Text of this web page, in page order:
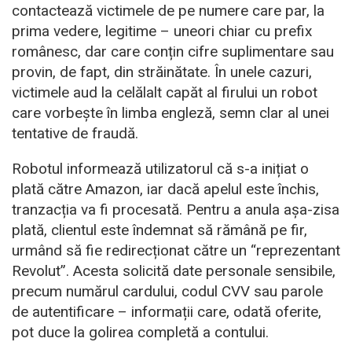
contactează victimele de pe numere care par, la
prima vedere, legitime – uneori chiar cu prefix
românesc, dar care conțin cifre suplimentare sau
provin, de fapt, din străinătate. În unele cazuri,
victimele aud la celălalt capăt al firului un robot
care vorbește în limba engleză, semn clar al unei
tentative de fraudă.
Robotul informează utilizatorul că s-a inițiat o
plată către Amazon, iar dacă apelul este închis,
tranzacția va fi procesată. Pentru a anula așa-zisa
plată, clientul este îndemnat să rămână pe fir,
urmând să fie redirecționat către un “reprezentant
Revolut”. Acesta solicită date personale sensibile,
precum numărul cardului, codul CVV sau parole
de autentificare – informații care, odată oferite,
pot duce la golirea completă a contului.